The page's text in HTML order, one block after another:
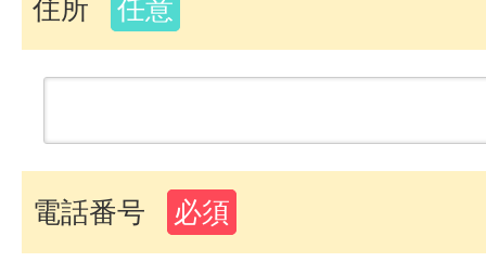
住所 任意
電話番号 必須